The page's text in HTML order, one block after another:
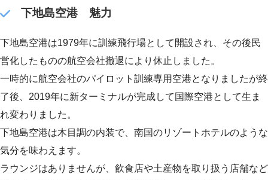
下地島空港 魅力
下地島空港は1979年に訓練飛行場として開設され、その後民
営化したものの航空会社撤退により休止しました。
一時的に航空会社のパイロット訓練専用空港となりましたが終
了後、2019年に新ターミナルが完成して国際空港として生ま
れ変わりました。
下地島空港は木目調の内装で、南国のリゾートホテルのような
気分を味わえます。
ラウンジはありませんが、飲食店や土産物を取り扱う店舗など